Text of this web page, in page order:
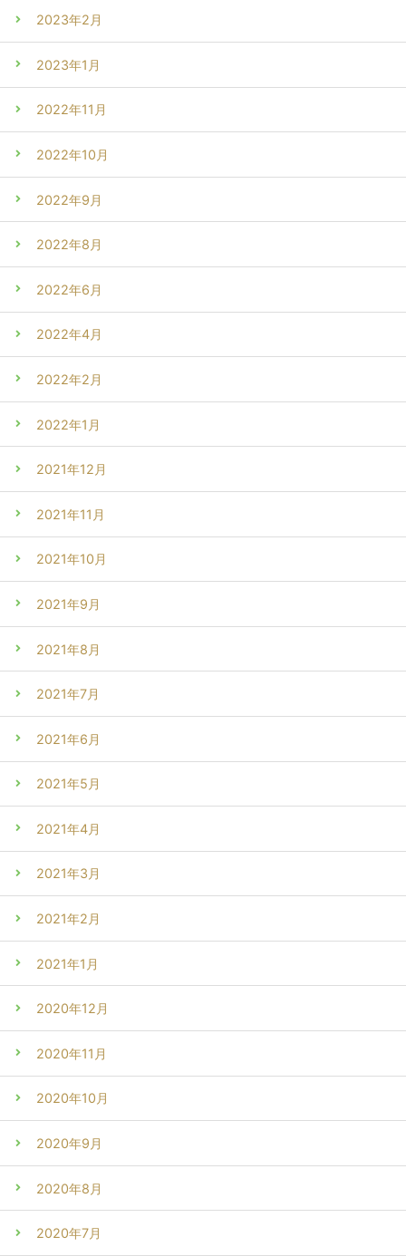
2023年2月
2023年1月
2022年11月
2022年10月
2022年9月
2022年8月
2022年6月
2022年4月
2022年2月
2022年1月
2021年12月
2021年11月
2021年10月
2021年9月
2021年8月
2021年7月
2021年6月
2021年5月
2021年4月
2021年3月
2021年2月
2021年1月
2020年12月
2020年11月
2020年10月
2020年9月
2020年8月
2020年7月